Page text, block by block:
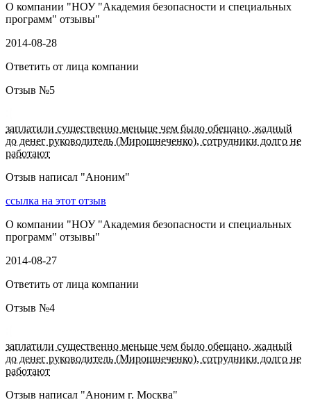
О компании "НОУ "Академия безопасности и специальных
программ" отзывы"
2014-08-28
Ответить от лица компании
Отзыв №5
заплатили существенно меньше чем было обещано. жадный
до денег руководитель (Мирошнеченко), сотрудники долго не
работают
Отзыв написал "Аноним"
ссылка на этот отзыв
О компании "НОУ "Академия безопасности и специальных
программ" отзывы"
2014-08-27
Ответить от лица компании
Отзыв №4
заплатили существенно меньше чем было обещано. жадный
до денег руководитель (Мирошнеченко), сотрудники долго не
работают
Отзыв написал "Аноним г. Москва"